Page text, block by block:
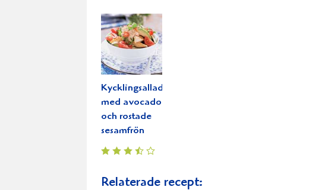
Kycklingsallad
med avocado
och rostade
sesamfrön
Relaterade recept: